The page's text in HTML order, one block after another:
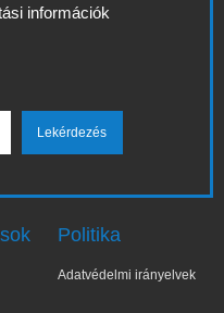
információk
Politika
Adatvédelmi irányelvek